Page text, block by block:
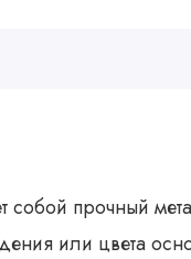
собой прочный
или цвета